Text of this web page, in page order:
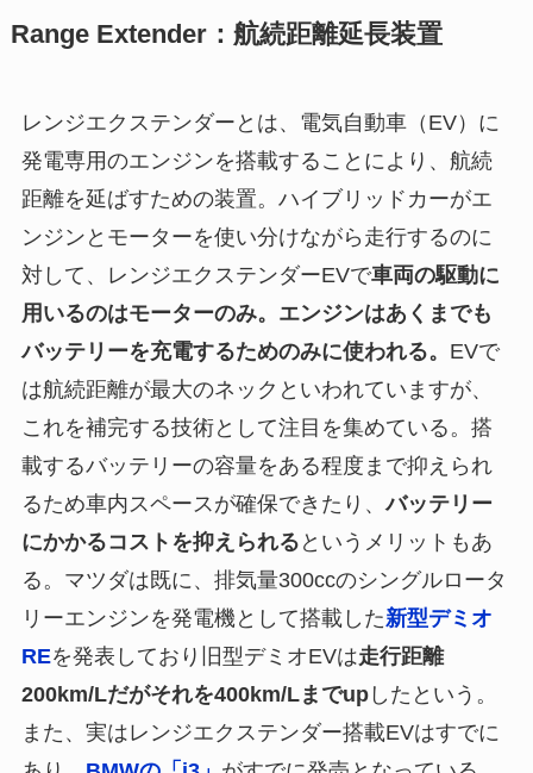
Range Extender：航続距離延長装置
レンジエクステンダーとは、電気自動車（EV）に
発電専用のエンジンを搭載することにより、航続
距離を延ばすための装置。ハイブリッドカーがエ
ンジンとモーターを使い分けながら走行するのに
対して、レンジエクステンダーEVで車両の駆動に
用いるのはモーターのみ。エンジンはあくまでも
バッテリーを充電するためのみに使われる。 EVで
は航続距離が最大のネックといわれていますが、
これを補完する技術として注目を集めている。搭
載するバッテリーの容量をある程度まで抑えられ
るため車内スペースが確保できたり、バッテリー
にかかるコストを抑えられる というメリットもあ
る。マツダは既に、排気量300ccのシングルロータ
リーエンジンを発電機として搭載した新型デミオ
REを発表しており旧型デミオEVは走行距離
200km/Lだがそれを400km/Lまでupしたという。
また、実はレンジエクステンダー搭載EVはすでに